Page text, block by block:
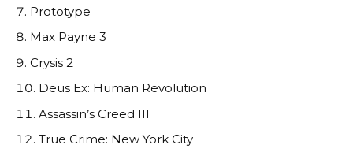
Prototype
Max Payne 3
Crysis 2
Deus Ex: Human Revolution
Assassin’s Creed III
True Crime: New York City